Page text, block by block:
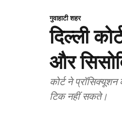
गुवाहाटी शहर
दिल्ली
और
कोर्ट ने
टिक नहीं सकते।